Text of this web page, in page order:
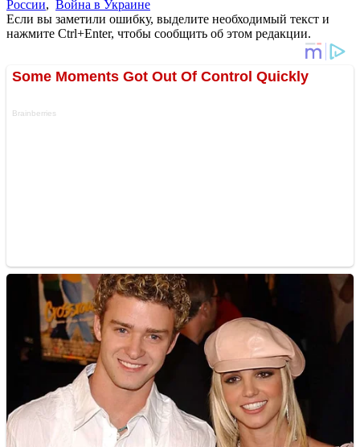
России, Война в Украине
Если вы заметили ошибку, выделите необходимый текст и
нажмите Ctrl+Enter, чтобы сообщить об этом редакции.